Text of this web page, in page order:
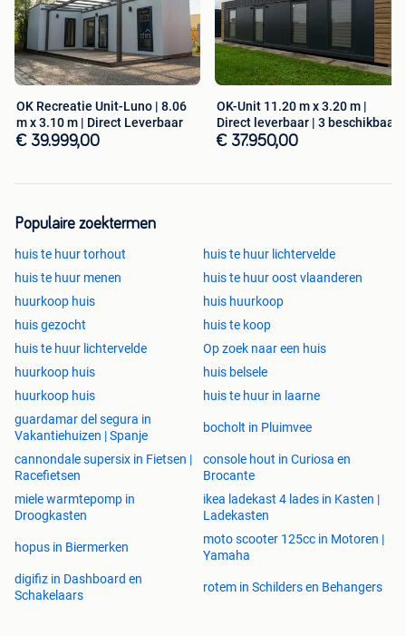
het hele jaar door prettig werkt.
Ben je benieuwd naar modellen, afmetingen of prijzen?
*Benoemde prijs vanaf 14.095,- is ex. btw voor het 6.50
meter model
woning / tiny house / tuinkantoor / mantelzorgwoning /
personeelswoning / werkunit / unit plaatsen / sleutelklaar
woonunit / energiezuinige unit / koppelbare modules /
woning extra ruimte / betaalbare woning / tijdelijke
vakantiewoning / tuinwoning / modulair bouwen / prefab
huis Nederland / unit 3,2m breed / unit 4m breed / woning
6 weken klaar / woning zonder verbouwing / woonwerk
unit / unit showroom EttenLeur / unit op locatie / unit
fundering benodigd / woning zonder bouwstress / woning
snel plaatsen / tuinkantoor prefab / verblijfsunit / woning
voor werknemer / woning mantelzorg / huisvesting bedrijf
/ woning uitbreiden tuin / unit design afwerking / woning
budget / woning maatwerk opties / woning isolatie hoog /
woning energiezuinig / woonunit levering NL / woonunit
montage / unit verhuur investering / woning recreatie /
modulaire woning investering / woning kleine kavel /
prefab woning opties Kast / Bank / Eettafel / Keuken /
Tafel / Hoekbank / Kledingkast / Bureau / Dressoir /
Landelijke woonaccessoires / Usedbankstellen /
OK Recreatie Unit-Luno | 8.06
m x 3.10 m | Direct Leverbaar
€ 39.999,00
OK-Unit 11.20 m x 3.20 m |
Direct leverbaar | 3 beschikbaar
€ 37.950,00
Populaire zoektermen
huis te huur torhout
huis te huur lichtervelde
huis te huur menen
huis te huur oost vlaanderen
huurkoop huis
huis huurkoop
huis gezocht
huis te koop
huis te huur lichtervelde
Op zoek naar een huis
huurkoop huis
huis belsele
huurkoop huis
huis te huur in laarne
guardamar del segura in
Vakantiehuizen | Spanje
bocholt in Pluimvee
cannondale supersix in Fietsen |
Racefietsen
console hout in Curiosa en
Brocante
miele warmtepomp in
Droogkasten
ikea ladekast 4 lades in Kasten |
Ladekasten
hopus in Biermerken
moto scooter 125cc in Motoren |
Yamaha
digifiz in Dashboard en
Schakelaars
rotem in Schilders en Behangers